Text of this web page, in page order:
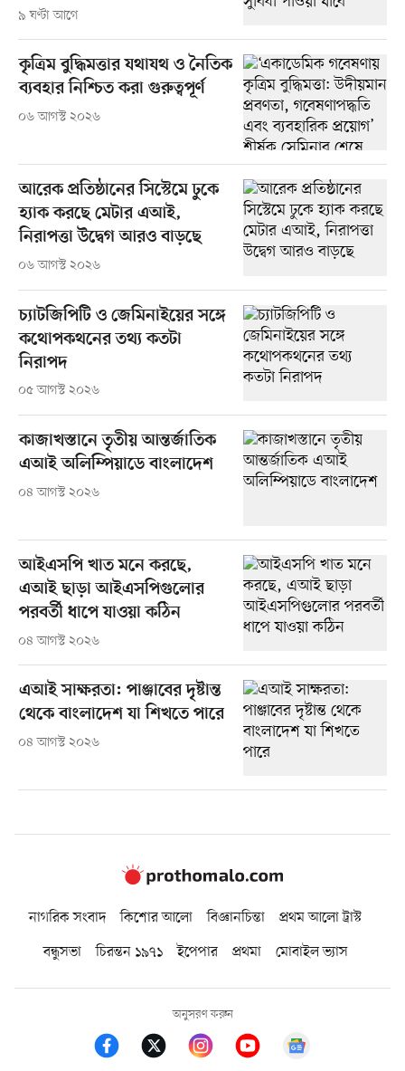
৯ ঘণ্টা আগে
কৃত্রিম বুদ্ধিমত্তার যথাযথ ও নৈতিক
ব্যবহার নিশ্চিত করা গুরুত্বপূর্ণ
০৬ আগস্ট ২০২৬
আরেক প্রতিষ্ঠানের সিস্টেমে ঢুকে
হ্যাক করছে মেটার এআই,
নিরাপত্তা উদ্বেগ আরও বাড়ছে
০৬ আগস্ট ২০২৬
চ্যাটজিপিটি ও জেমিনাইয়ের সঙ্গে
কথোপকথনের তথ্য কতটা
নিরাপদ
০৫ আগস্ট ২০২৬
কাজাখস্তানে তৃতীয় আন্তর্জাতিক
এআই অলিম্পিয়াডে বাংলাদেশ
০৪ আগস্ট ২০২৬
আইএসপি খাত মনে করছে,
এআই ছাড়া আইএসপিগুলোর
পরবর্তী ধাপে যাওয়া কঠিন
০৪ আগস্ট ২০২৬
এআই সাক্ষরতা: পাঞ্জাবের দৃষ্টান্ত
থেকে বাংলাদেশ যা শিখতে পারে
০৪ আগস্ট ২০২৬
নাগরিক সংবাদ কিশোর আলো বিজ্ঞানচিন্তা
প্রথম আলো ট্রাস্ট
বন্ধুসভা
চিরন্তন ১৯৭১ ইপেপার প্রথমা মোবাইল ভ্যাস
অনুসরণ করুন